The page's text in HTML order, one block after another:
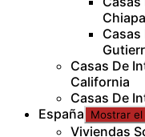
Casas
Casas De
California
Casas De
España
Mostrar
Viviendas